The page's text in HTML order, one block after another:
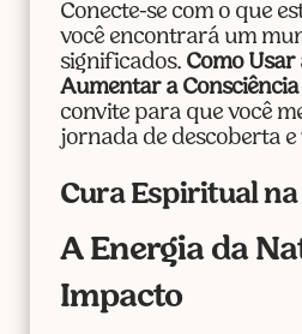
Conecte-se com o que
você encontrará um
significados. Como
Aumentar a
convite para que você
jornada de descoberta e
Cura Espiritual
A Energia da
Impacto